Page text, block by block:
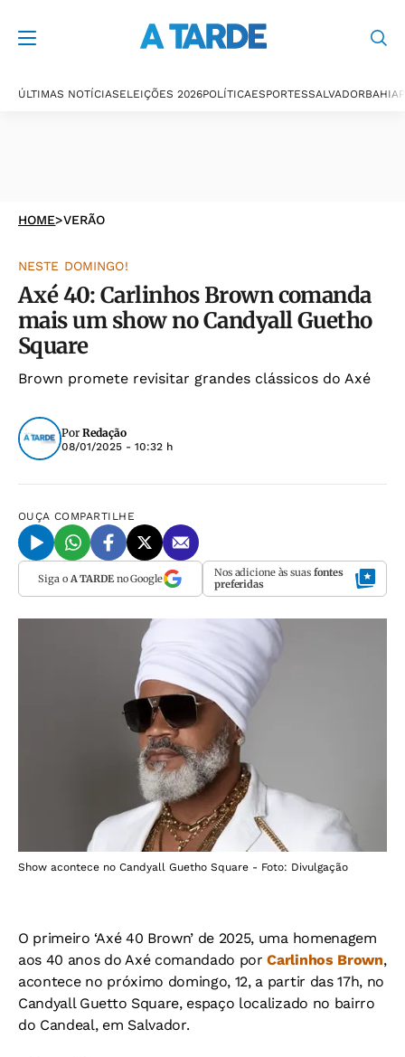
ÚLTIMAS NOTÍCIASELEIÇÕES 2026POLÍTICAESPORTESSALVADORBAHIA
HOME>VERÃO
NESTE DOMINGO!
Axé 40: Carlinhos Brown comanda
mais um show no Candyall Guetho
Square
Brown promete revisitar grandes clássicos do Axé
Por Redação
08/01/2025 - 10:32 h
OUÇA COMPARTILHE
Siga o A TARDEno Google Nos adicione às suas fontes
preferidas
Show acontece no Candyall Guetho Square - Foto: Divulgação
O primeiro ‘Axé 40 Brown’ de 2025, uma homenagem
aos 40 anos do Axé comandado porCarlinhos Brown,
acontece no próximo domingo, 12, a partir das 17h, no
Candyall Guetto Square, espaço localizado no bairro
do Candeal, em Salvador.